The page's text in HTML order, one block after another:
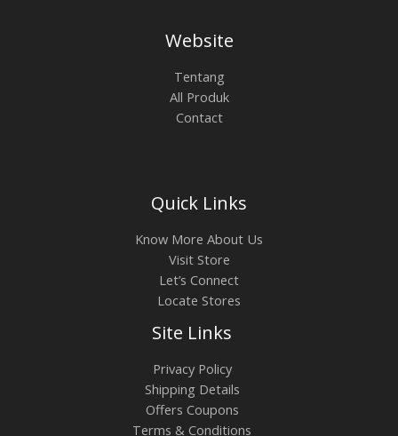
Website
Tentang
All Produk
Contact
Quick Links
Know More About Us
Visit Store
Let’s Connect
Locate Stores
Site Links
Privacy Policy
Shipping Details
Offers Coupons
Terms & Conditions